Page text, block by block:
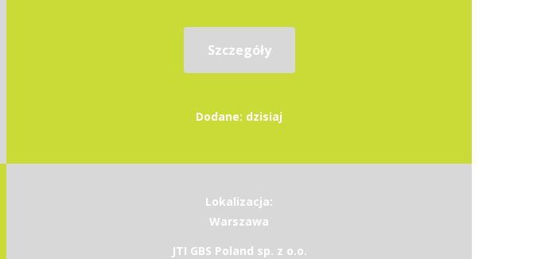
Szczegóły
Dodane: dzisiaj
Lokalizacja:
Warszawa
JTI GBS Poland sp. z o.o.